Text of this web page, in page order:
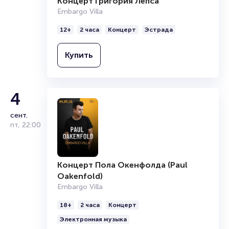
Embargo Villa
12+ 2 часа Концерт Эстрада
Купить
4
сент.
пт, 22:00
Концерт Пола Окенфолда (Paul
Oakenfold)
Embargo Villa
18+ 2 часа
Концерт
Электронная музыка